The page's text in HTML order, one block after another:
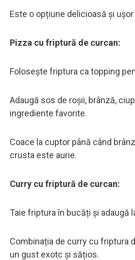
Este o opțiune delicioasă și
Pizza cu friptură de curcan:
Folosește friptura ca topping
Adaugă sos de roșii, brânză,
ingrediente favorite.
Coace la cuptor până când
crusta este aurie.
Curry cu friptură de curcan:
Taie friptura în bucăți și adaugă
Combinația de curry cu friptura
un gust exotc și sățios.